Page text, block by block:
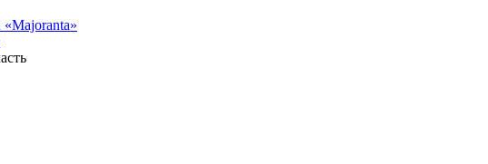
«Majoranta»